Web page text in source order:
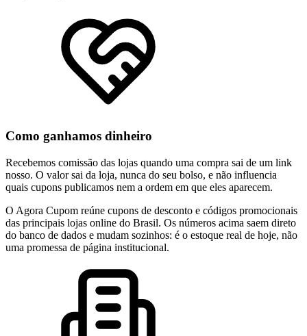
Como ganhamos dinheiro
Recebemos comissão das lojas quando uma compra sai de um link
nosso. O valor sai da loja, nunca do seu bolso, e não influencia
quais cupons publicamos nem a ordem em que eles aparecem.
O Agora Cupom reúne cupons de desconto e códigos promocionais
das principais lojas online do Brasil. Os números acima saem direto
do banco de dados e mudam sozinhos: é o estoque real de hoje, não
uma promessa de página institucional.